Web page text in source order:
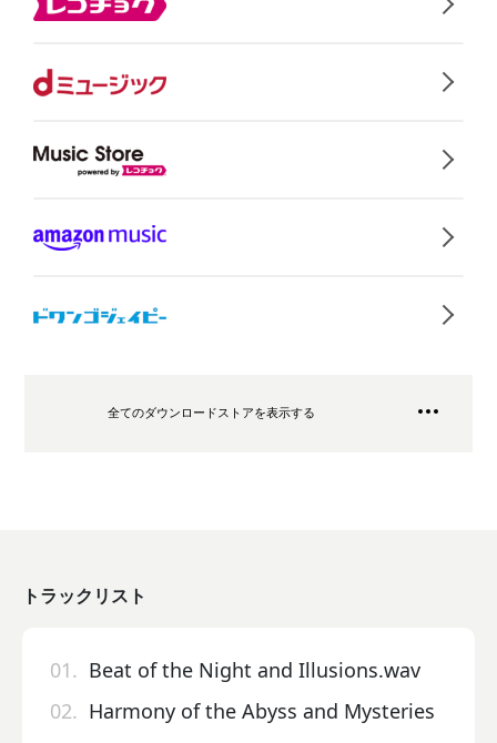
全てのダウンロードストアを表示する
トラックリスト
01. Beat of the Night and Illusions.wav
02. Harmony of the Abyss and Mysteries